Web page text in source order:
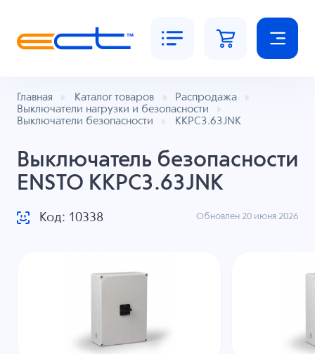
Главная Каталог товаров
Распродажа
Выключатели нагрузки и безопасности
Выключатели безопасности
KKPC3.63JNK
Выключатель безопасности
ENSTO KKPC3.63JNK
Код: 10338 Обновлен 20 июня 2026